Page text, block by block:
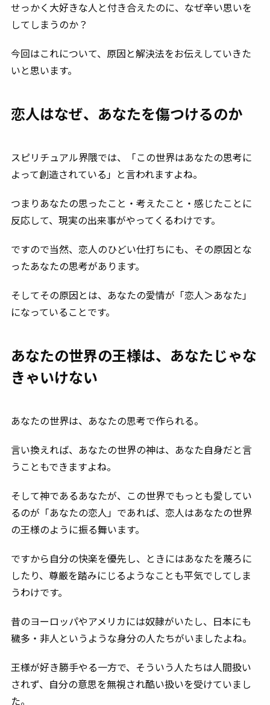
せっかく大好きな人と付き合えたのに、なぜ辛い思いを
してしまうのか？
今回はこれについて、原因と解決法をお伝えしていきた
いと思います。
恋人はなぜ、あなたを傷つけるのか
スピリチュアル界隈では、「この世界はあなたの思考に
よって創造されている」と言われますよね。
つまりあなたの思ったこと・考えたこと・感じたことに
反応して、現実の出来事がやってくるわけです。
ですので当然、恋人のひどい仕打ちにも、その原因とな
ったあなたの思考があります。
そしてその原因とは、あなたの愛情が「恋人＞あなた」
になっていることです。
あなたの世界の王様は、あなたじゃな
きゃいけない
あなたの世界は、あなたの思考で作られる。
言い換えれば、あなたの世界の神は、あなた自身だと言
うこともできますよね。
そして神であるあなたが、この世界でもっとも愛してい
るのが「あなたの恋人」であれば、恋人はあなたの世界
の王様のように振る舞います。
ですから自分の快楽を優先し、ときにはあなたを蔑ろに
したり、尊厳を踏みにじるようなことも平気でしてしま
うわけです。
昔のヨーロッパやアメリカには奴隷がいたし、日本にも
穢多・非人というような身分の人たちがいましたよね。
王様が好き勝手やる一方で、そういう人たちは人間扱い
されず、自分の意思を無視され酷い扱いを受けていまし
た。